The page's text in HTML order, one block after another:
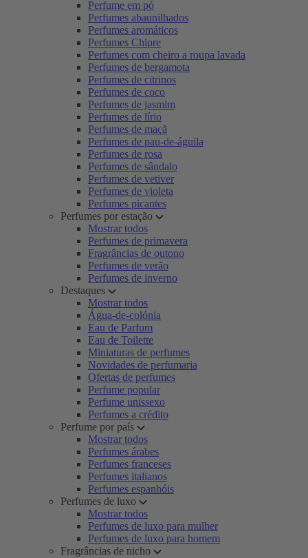
Perfume em pó
Perfumes abaunilhados
Perfumes aromáticos
Perfumes Chipre
Perfumes com cheiro a roupa lavada
Perfumes de bergamota
Perfumes de citrinos
Perfumes de coco
Perfumes de jasmim
Perfumes de lírio
Perfumes de maçã
Perfumes de pau-de-águila
Perfumes de rosa
Perfumes de sândalo
Perfumes de vetiver
Perfumes de violeta
Perfumes picantes
Perfumes por estação
Mostrar todos
Perfumes de primavera
Fragrâncias de outono
Perfumes de verão
Perfumes de inverno
Destaques
Mostrar todos
Água-de-colónia
Eau de Parfum
Eau de Toilette
Miniaturas de perfumes
Novidades de perfumaria
Ofertas de perfumes
Perfume popular
Perfume unissexo
Perfumes a crédito
Perfume por país
Mostrar todos
Perfumes árabes
Perfumes franceses
Perfumes italianos
Perfumes espanhóis
Perfumes de luxo
Mostrar todos
Perfumes de luxo para mulher
Perfumes de luxo para homem
Fragrâncias de nicho